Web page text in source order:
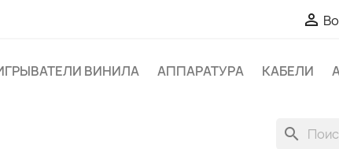

ВИНИЛА АППАРАТУРА КАБЕЛИ
search